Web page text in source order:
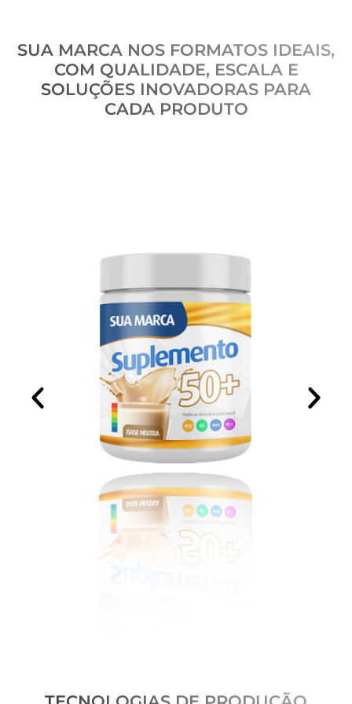
SUA MARCA NOS FORMATOS IDEAIS,
COM QUALIDADE, ESCALA E
SOLUÇÕES INOVADORAS PARA
CADA PRODUTO